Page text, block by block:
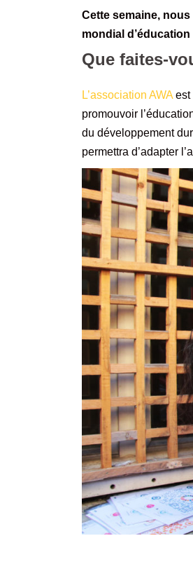
Cette semaine,
mondial
Que faites-
L’association AWA est
promouvoir
du développement
permettra d’adapter